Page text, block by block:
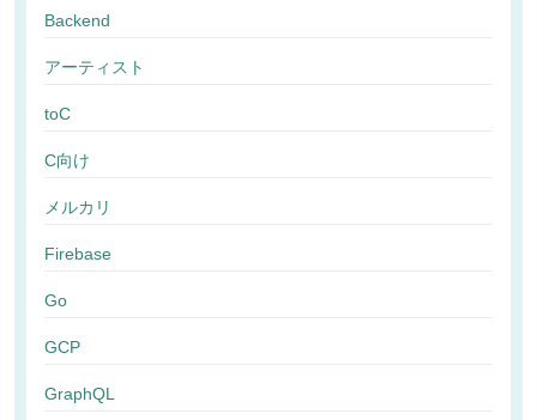
Backend
アーティスト
toC
C向け
メルカリ
Firebase
Go
GCP
GraphQL